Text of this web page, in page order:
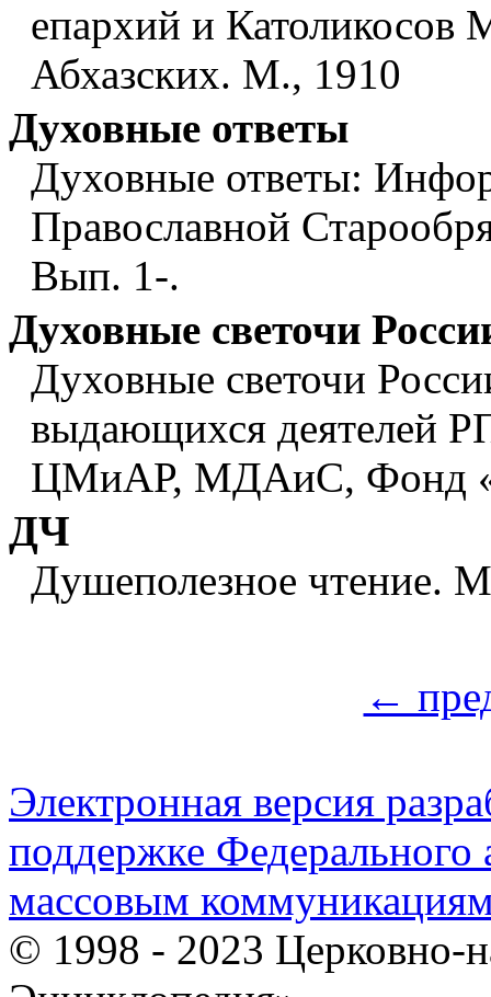
епархий и Католикосов
Абхазских. М., 1910
Духовные ответы
Духовные ответы:
Православной
Вып. 1-.
Духовные светочи
Духовные светочи
выдающихся деятелей
ЦМиАР, МДАиС, Фонд
ДЧ
Душеполезное чтение.
←
Электронная версия
поддержке Федерального
массовым
© 1998 - 2023 Церковно-